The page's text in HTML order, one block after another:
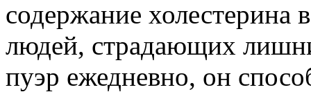
содержание холестерина
людей, страдающих
пуэр ежедневно, он